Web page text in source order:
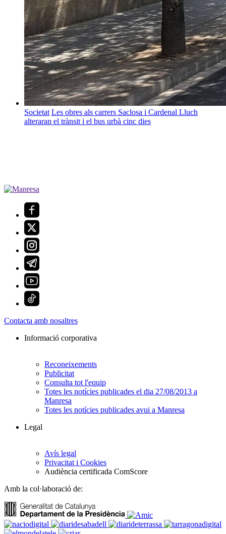
Societat Les obres als carrers Saclosa i Cardenal Lluch
alteraran el trànsit i el bus urbà cinc dies
Contacta amb nosaltres
Informació corporativa
Reconeixements
Publicitat
Consulta tot l'equip
Totes les notícies publicades el dia 27/08/2013 a
Manresa
Totes les notícies publicades avui a Manresa
Legal
Avís legal
Privacitat i Cookies
Audiència certificada ComScore
Amb la col·laboració de: